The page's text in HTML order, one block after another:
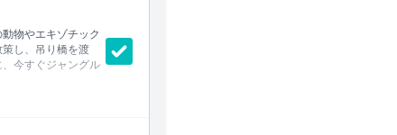
物やエキゾチック
し、吊り橋を渡
今すぐジャングル